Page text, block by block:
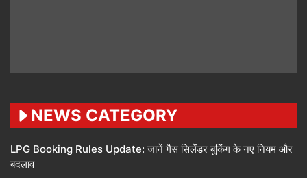
NEWS CATEGORY
LPG Booking Rules Update: जानें गैस सिलेंडर बुकिंग के नए नियम और
बदलाव